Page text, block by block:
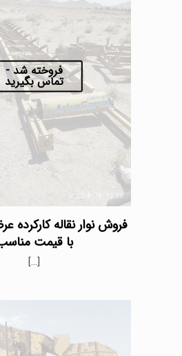
فروخته شد -
تماس بگیرید
با قیمت
[…]